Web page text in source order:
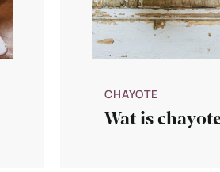
CHAYOTE
Wat is